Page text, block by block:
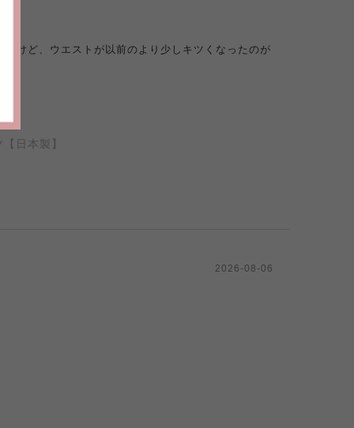
けど、ウエストが以前のより少しキツくなったのが
日本製】
2026-08-06